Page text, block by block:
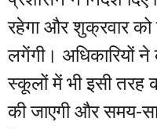
रहेगा और शुक्रवार को
लगेंगी। अधिकारियों ने
स्कूलों में भी इसी तरह
की जाएगी और समय-